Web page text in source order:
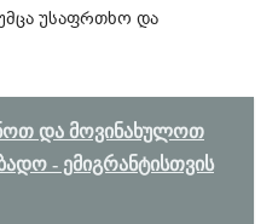
უსაფრთხო და
და მოვინახულოთ
- ემიგრანტისთვის